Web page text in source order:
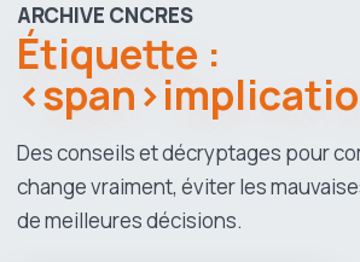
ARCHIVE CNCRES
Étiquette :
Des conseils et décryptages pour
change vraiment, éviter les
de meilleures décisions.